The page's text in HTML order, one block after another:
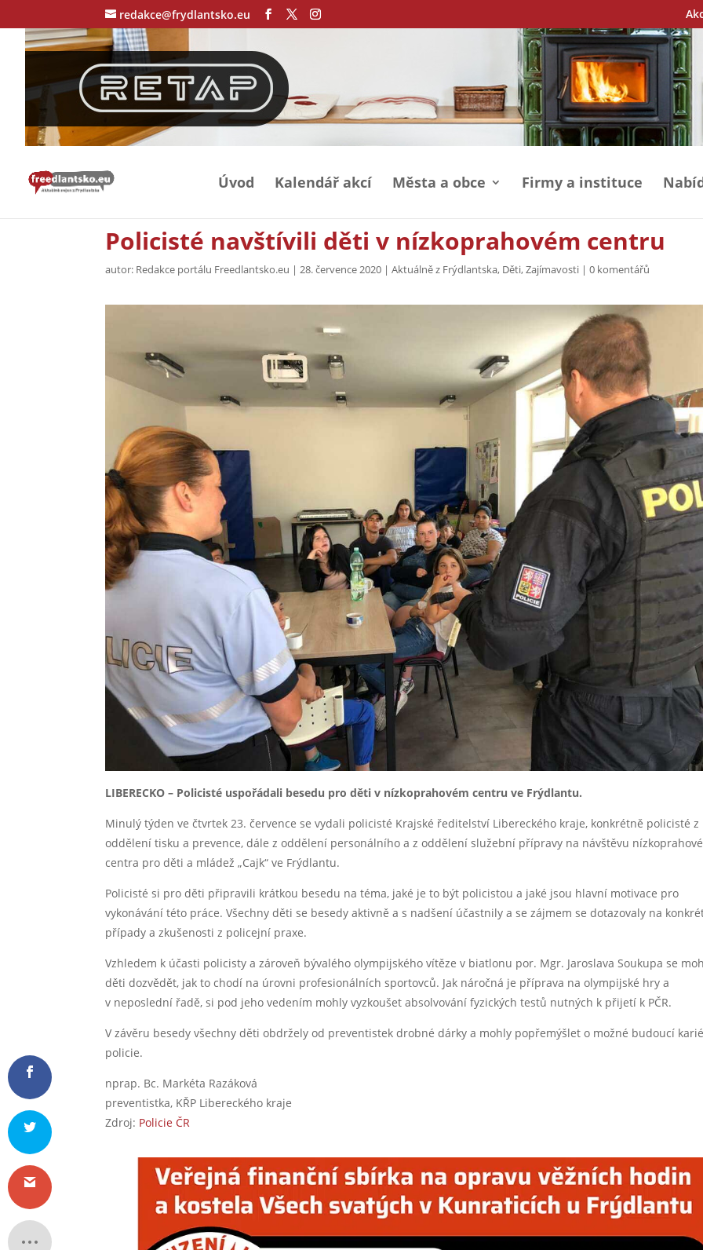
redakce@frydlantsko.eu
Úvod Kalendář akcí Města a obce Firmy a instituce
Policisté navštívili děti v nízkoprahovém centru
autor: Redakce portálu Freedlantsko.eu |28. července 2020 |Aktuálně z Frýdlantska, Děti,Zajímavosti |0 komentářů
LIBERECKO – Policisté uspořádali besedu pro děti v nízkoprahovém centru ve Frýdlantu.
Minulý týden ve čtvrtek 23. července se vydali policisté Krajské ředitelství Libereckého kraje, konkrétně policisté z
oddělení tisku a prevence, dále z oddělení personálního a z oddělení služební přípravy na návštěvu
centra pro děti a mládež „Cajk“ ve Frýdlantu.
Policisté si pro děti připravili krátkou besedu na téma, jaké je to být policistou a jaké jsou hlavní motivace pro
vykonávání této práce. Všechny děti se besedy aktivně a s nadšení účastnily a se zájmem se dotazovaly na
případy a zkušenosti z policejní praxe.
Vzhledem k účasti policisty a zároveň bývalého olympijského vítěze v biatlonu por. Mgr. Jaroslava Soukupa se
děti dozvědět, jak to chodí na úrovni profesionálních sportovců. Jak náročná je příprava na olympijské hry a
v neposlední řadě, si pod jeho vedením mohly vyzkoušet absolvování fyzických testů nutných k přijetí k PČR.
V závěru besedy všechny děti obdržely od preventistek drobné dárky a mohly popřemýšlet o možné budoucí
policie.
nprap. Bc. Markéta Razáková
preventistka, KŘP Libereckého kraje
Zdroj: Policie ČR